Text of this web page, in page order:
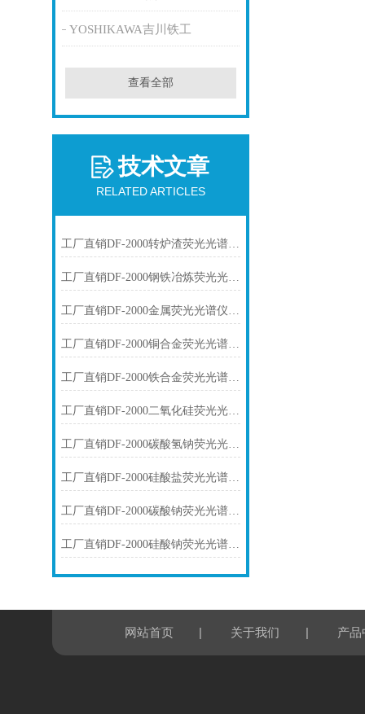
YOSHIKAWA吉川铁工
查看全部
技术文章
RELATED ARTICLES
工厂直销DF-2000转炉渣荧光光谱仪技术参数
工厂直销DF-2000钢铁冶炼荧光光谱仪技术参数
工厂直销DF-2000金属荧光光谱仪技术参数
工厂直销DF-2000铜合金荧光光谱仪技术参数
工厂直销DF-2000铁合金荧光光谱仪技术参数
工厂直销DF-2000二氧化硅荧光光谱仪技术参数
工厂直销DF-2000碳酸氢钠荧光光谱仪技术参数
工厂直销DF-2000硅酸盐荧光光谱仪技术参数
工厂直销DF-2000碳酸钠荧光光谱仪技术参数
工厂直销DF-2000硅酸钠荧光光谱仪技术参数
网站首页 | 关于我们 | 产品